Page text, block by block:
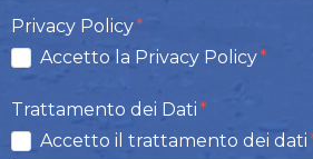
Privacy Policy
Accetto la Privacy Policy
Trattamento dei Dati
Accetto il trattamento dei dati